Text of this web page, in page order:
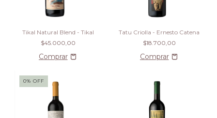
Tikal Natural Blend - Tikal
$45.000,00
Tatu Criolla - Ernesto Catena
$18.700,00
0% OFF